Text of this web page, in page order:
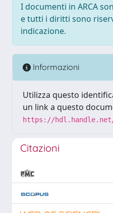
I documenti in ARCA
e tutti i diritti sono
indicazione.
Informazioni
Utilizza questo
un link a questo
https://hdl.handle.net/
Citazioni